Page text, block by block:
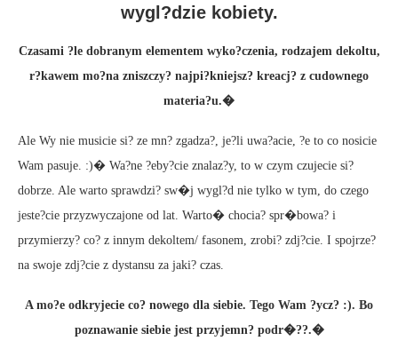
wygl?dzie kobiety.
Czasami ?le dobranym elementem wyko?czenia, rodzajem dekoltu,
r?kawem mo?na zniszczy? najpi?kniejsz? kreacj? z cudownego
materia?u.�
Ale Wy nie musicie si? ze mn? zgadza?, je?li uwa?acie, ?e to co nosicie
Wam pasuje. :)� Wa?ne ?eby?cie znalaz?y, to w czym czujecie si?
dobrze. Ale warto sprawdzi? sw�j wygl?d nie tylko w tym, do czego
jeste?cie przyzwyczajone od lat. Warto� chocia? spr�bowa? i
przymierzy? co? z innym dekoltem/ fasonem, zrobi? zdj?cie. I spojrze?
na swoje zdj?cie z dystansu za jaki? czas.
A mo?e odkryjecie co? nowego dla siebie. Tego Wam ?ycz? :). Bo
poznawanie siebie jest przyjemn? podr�??.�